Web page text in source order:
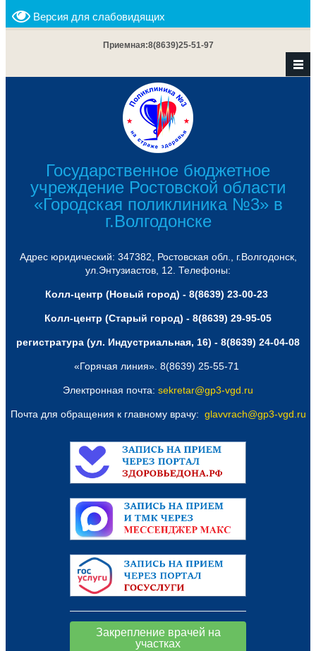
Версия для слабовидящих
Приемная:8(8639)25-51-97
Государственное бюджетное
учреждение Ростовской области
«Городская поликлиника №3» в
г.Волгодонске
Адрес юридический: 347382, Ростовская обл., г.Волгодонск,
ул.Энтузиастов, 12. Телефоны:
Колл-центр (Новый город) - 8(8639) 23-00-23
Колл-центр (Старый город) - 8(8639) 29-95-05
регистратура (ул. Индустриальная, 16) - 8(8639) 24-04-08
«Горячая линия». 8(8639) 25-55-71
Электронная почта: sekretar@gp3-vgd.ru
Почта для обращения к главному врачу: glavvrach@gp3-vgd.ru
Закрепление врачей на
участках